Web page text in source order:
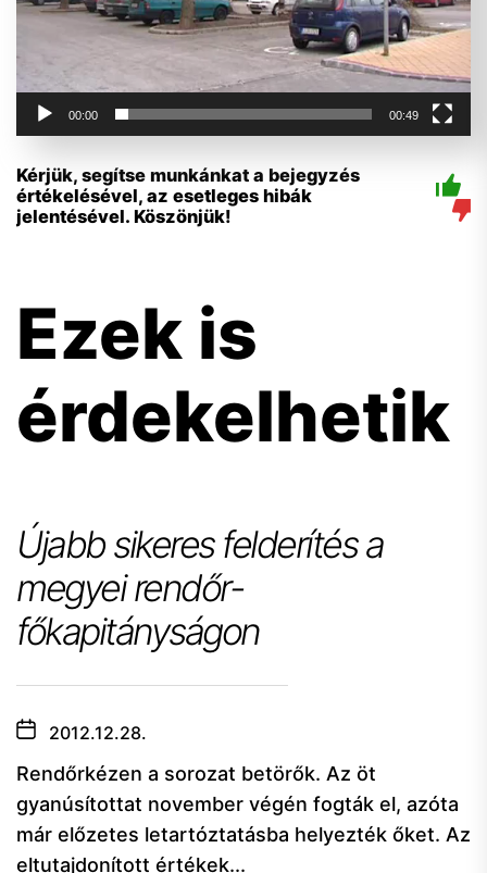
00:00 00:49
Kérjük, segítse munkánkat a bejegyzés
értékelésével, az esetleges hibák
jelentésével. Köszönjük!
Ezek is
érdekelhetik
Újabb sikeres felderítés a
megyei rendőr-
főkapitányságon
2012.12.28.
Rendőrkézen a sorozat betörők. Az öt
gyanúsítottat november végén fogták el, azóta
már előzetes letartóztatásba helyezték őket. Az
eltutajdonított értékek...